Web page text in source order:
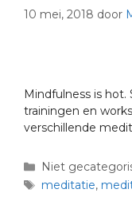
10 mei, 2018 door
Mindfulness is hot.
trainingen en
verschillende
Niet
meditatie,